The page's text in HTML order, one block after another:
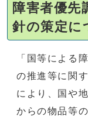
障害者優先
針の策定に
「国等による
の推進等に関
により、国や
からの物品等